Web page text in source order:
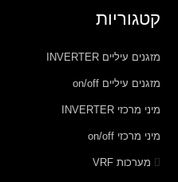
קטגוריות
מזגנים עיליים INVERTER
מזגנים עיליים on/off
מיני מרכזי INVERTER
מיני מרכזי on/off
מערכות VRF